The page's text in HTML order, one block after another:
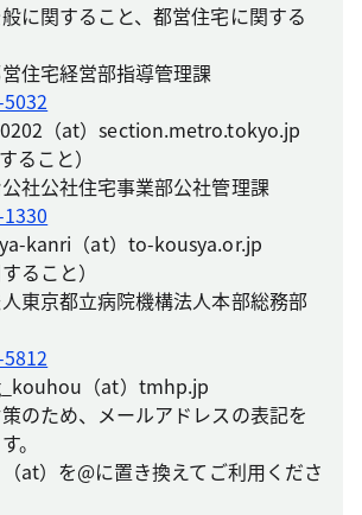
般に関すること、都営住宅に関する
住宅経営部指導管理課
（at）section.metro.tokyo.jp
ること）
社公社住宅事業部公社管理課
kanri（at）to-kousya.or.jp
ること）
東京都立病院機構法人本部総務部
（at）tmhp.jp
のため、メールアドレスの表記を
。
at）を@に置き換えてご利用くださ